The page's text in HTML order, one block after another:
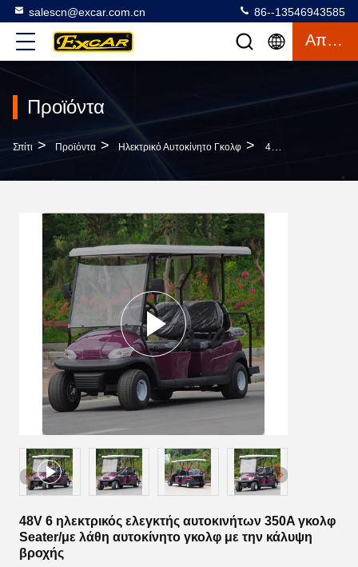
salescn@excar.com.cn 86--13546943585
Απόσπασμα
Προϊόντα
Σπίτι > Προϊόντα > Ηλεκτρικό Αυτοκίνητο Γκολφ > 48V 6 Ηλεκτρικός Ελεγκτής Αυτοκινήτων 350A Γκολφ Seater/με Λάθη Αυτοκίνητο Γκολφ Με Την Κάλυψη Βροχής
48V 6 ηλεκτρικός ελεγκτής αυτοκινήτων 350A γκολφ
Seater/με λάθη αυτοκίνητο γκολφ με την κάλυψη
βροχής